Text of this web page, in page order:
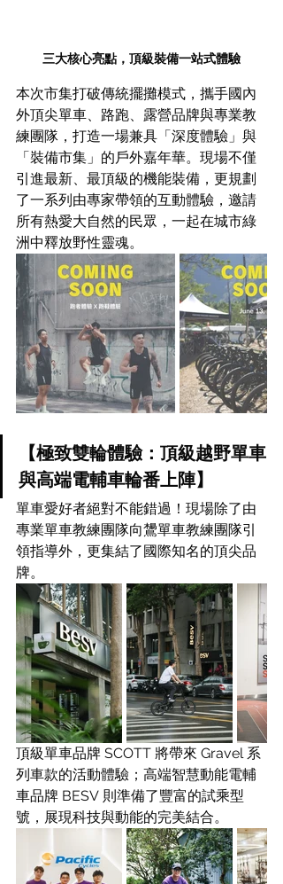
三大核心亮點，頂級裝備一站式體驗
本次市集打破傳統擺攤模式，攜手國內
外頂尖單車、路跑、露營品牌與專業教
練團隊，打造一場兼具「深度體驗」與
「裝備市集」的戶外嘉年華。現場不僅
引進最新、最頂級的機能裝備，更規劃
了一系列由專家帶領的互動體驗，邀請
所有熱愛大自然的民眾，一起在城市綠
洲中釋放野性靈魂。
【極致雙輪體驗：頂級越野單車
與高端電輔車輪番上陣】
單車愛好者絕對不能錯過！現場除了由
專業單車教練團隊向鸉單車教練團隊引
領指導外，更集結了國際知名的頂尖品
牌。
頂級單車品牌 SCOTT 將帶來 Gravel 系
列車款的活動體驗；高端智慧動能電輔
車品牌 BESV 則準備了豐富的試乘型
號，展現科技與動能的完美結合。